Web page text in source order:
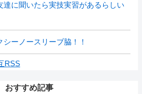
達に聞いたら実技実習があるらしい
ーノースリーブ脇！！
RSS
おすすめ記事